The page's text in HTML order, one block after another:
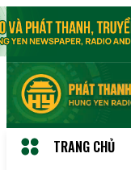
TRANG CHỦ